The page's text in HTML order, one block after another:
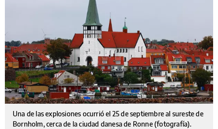
Una de las explosiones ocurrió el 25 de septiembre al sureste de
Bornholm, cerca de la ciudad danesa de Ronne (fotografía).